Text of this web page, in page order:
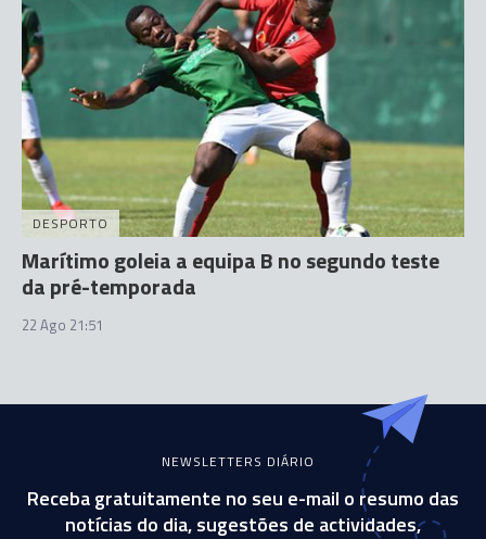
DESPORTO
Marítimo goleia a equipa B no segundo teste
da pré-temporada
22 Ago 21:51
NEWSLETTERS DIÁRIO
Receba gratuitamente no seu e-mail o resumo das
notícias do dia, sugestões de actividades,